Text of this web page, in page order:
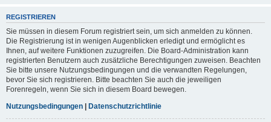
REGISTRIEREN
Sie müssen in diesem Forum registriert sein, um sich anmelden zu können.
Die Registrierung ist in wenigen Augenblicken erledigt und ermöglicht es
Ihnen, auf weitere Funktionen zuzugreifen. Die Board-Administration kann
registrierten Benutzern auch zusätzliche Berechtigungen zuweisen. Beachten
Sie bitte unsere Nutzungsbedingungen und die verwandten Regelungen,
bevor Sie sich registrieren. Bitte beachten Sie auch die jeweiligen
Forenregeln, wenn Sie sich in diesem Board bewegen.
Nutzungsbedingungen | Datenschutzrichtlinie